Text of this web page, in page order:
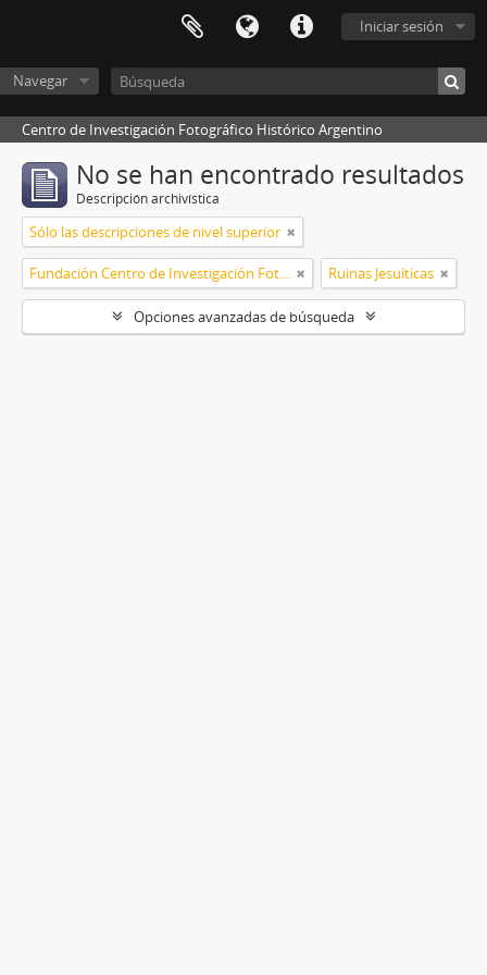
Iniciar sesión
Navegar
Centro de Investigación Fotográfico Histórico Argentino
No se han encontrado resultados
Descripción archivística
Sólo las descripciones de nivel superior
Fundación Centro de Investigación Fotográfico Histórico Argentino Ruinas Jesuíticas
Opciones avanzadas de búsqueda